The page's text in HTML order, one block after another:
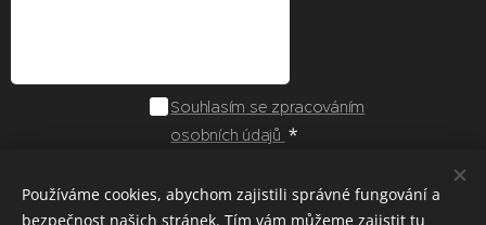
Souhlasím se zpracováním
osobních údajů
Odeslat
Používáme cookies, abychom zajistili správné fungování a
bezpečnost našich stránek. Tím vám můžeme zajistit tu